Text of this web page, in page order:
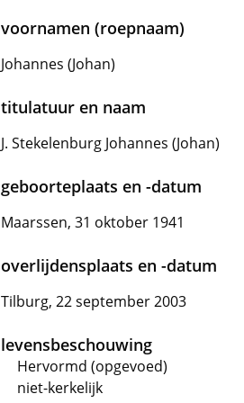
voornamen (roepnaam)
Johannes (Johan)
titulatuur en naam
J. Stekelenburg Johannes (Johan)
geboorteplaats en -datum
Maarssen, 31 oktober 1941
overlijdensplaats en -datum
Tilburg, 22 september 2003
levensbeschouwing
Hervormd (opgevoed)
niet-kerkelijk